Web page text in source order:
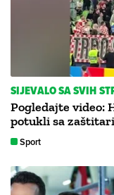
SIJEVALO SA SVIH
Pogledajte video:
potukli sa
Sport